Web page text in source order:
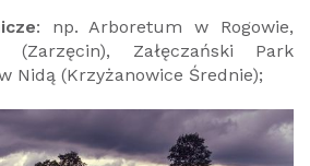
: np. Arboretum w Rogowie,
(Zarzęcin), Załęczański Park
Nidą (Krzyżanowice Średnie);